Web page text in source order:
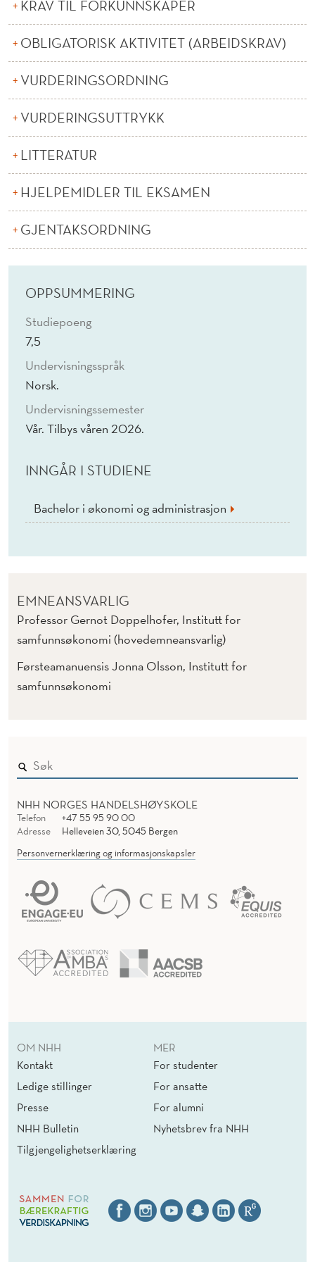
KRAV TIL FORKUNNSKAPER
OBLIGATORISK AKTIVITET (ARBEIDSKRAV)
VURDERINGSORDNING
VURDERINGSUTTRYKK
LITTERATUR
HJELPEMIDLER TIL EKSAMEN
GJENTAKSORDNING
OPPSUMMERING
Studiepoeng
7,5
Undervisningsspråk
Norsk.
Undervisningssemester
Vår. Tilbys våren 2026.
INNGÅR I STUDIENE
Bachelor i økonomi og administrasjon
EMNEANSVARLIG
Professor Gernot Doppelhofer, Institutt for
samfunnsøkonomi (hovedemneansvarlig)
Førsteamanuensis Jonna Olsson, Institutt for
samfunnsøkonomi
NHH NORGES HANDELSHØYSKOLE
Telefon
+47 55 95 90 00
Adresse
Helleveien 30, 5045 Bergen
Personvernerklæring og informasjonskapsler
OM NHH
Kontakt
Ledige stillinger
Presse
NHH Bulletin
Tilgjengelighetserklæring
MER
For studenter
For ansatte
For alumni
Nyhetsbrev fra NHH